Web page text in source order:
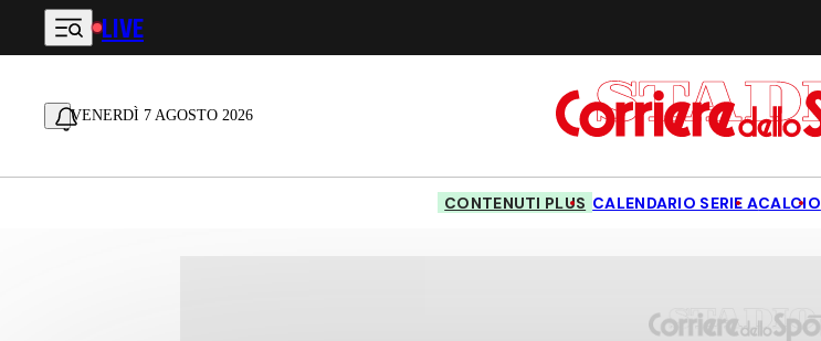
Vai al contenuto principale
LIVE
VENERDÌ 7 AGOSTO 2026
CONTENUTI PLUS CALENDARIO SERIE ACALCIO